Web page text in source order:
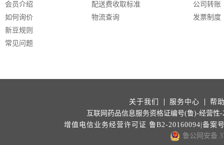
会员介绍
如何询价
新豆规则
常见问题
配送费收取标准
物流查询
公司转账
发票制度
关于我们 服务中心
帮
互联网药品信息服务资格证编号(鲁)-经营性-
增值电信业务经营许可证 鲁B2-20160094|备案
鲁公网安备